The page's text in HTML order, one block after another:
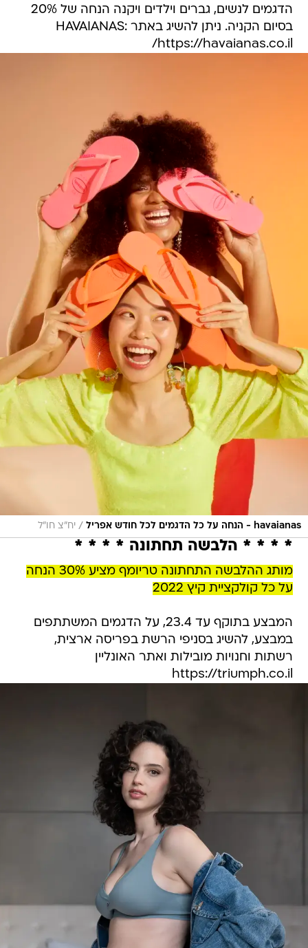
הדגמים לנשים, גברים וילדים ויקנה הנחה של 20%
בסיום הקניה. ניתן להשיג באתר HAVAIANAS:
https://havaianas.co.il/
havaianas - הנחה על כל הדגמים לכל חודש אפריל / יח"צ חו"ל
* * * * הלבשה תחתונה * * * *
מותג ההלבשה התחתונה טריומף מציע 30% הנחה
על כל קולקציית קיץ 2022
המבצע בתוקף עד 23.4, על הדגמים המשתתפים
במבצע, להשיג בסניפי הרשת בפריסה ארצית,
רשתות וחנויות מובילות ואתר האונליין
https://triumph.co.il